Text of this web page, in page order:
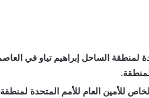
لمنطقة الساحل إبراهيم تياو في
للأمين العام للأمم المتحدة